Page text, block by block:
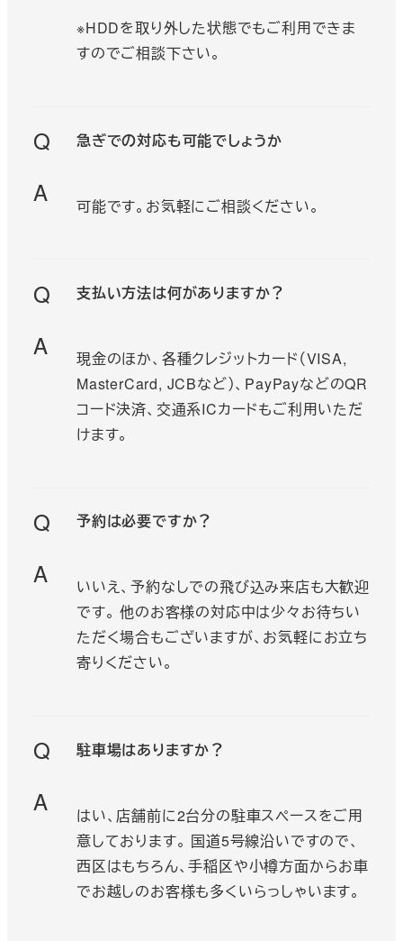
※HDDを取り外した状態でもご利用できま
すのでご相談下さい。
Q 急ぎでの対応も可能でしょうか
A 可能です。お気軽にご相談ください。
Q 支払い方法は何がありますか？
A
現金のほか、各種クレジットカード（VISA,
MasterCard, JCBなど）、PayPayなどのQR
コード決済、交通系ICカードもご利用いただ
けます。
Q 予約は必要ですか？
A
いいえ、予約なしでの飛び込み来店も大歓迎
です。 他のお客様の対応中は少々お待ちい
ただく場合もございますが、お気軽にお立ち
寄りください。
Q 駐車場はありますか？
A
はい、店舗前に2台分の駐車スペースをご用
意しております。 国道5号線沿いですので、
西区はもちろん、手稲区や小樽方面からお車
でお越しのお客様も多くいらっしゃいます。